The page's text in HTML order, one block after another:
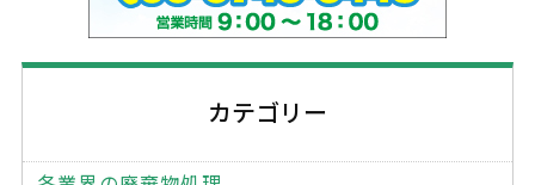
カテゴリー